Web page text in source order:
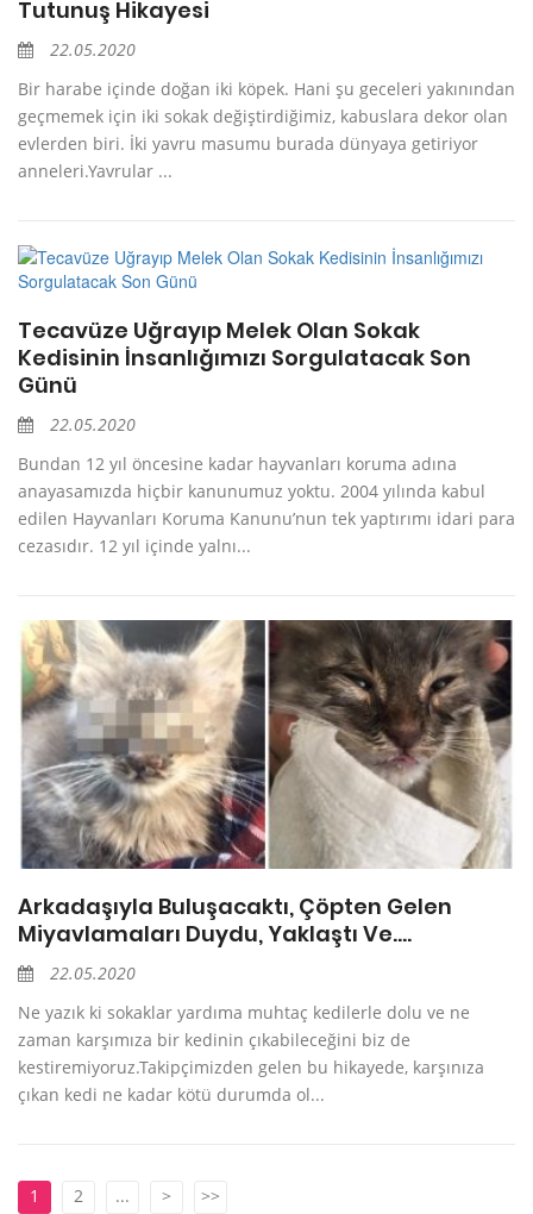
Tutunuş Hikayesi
22.05.2020
Bir harabe içinde doğan iki köpek. Hani şu geceleri yakınından
geçmemek için iki sokak değiştirdiğimiz, kabuslara dekor olan
evlerden biri. İki yavru masumu burada dünyaya getiriyor
anneleri.Yavrular ...
Tecavüze Uğrayıp Melek Olan Sokak
Kedisinin İnsanlığımızı Sorgulatacak Son
Günü
22.05.2020
Bundan 12 yıl öncesine kadar hayvanları koruma adına
anayasamızda hiçbir kanunumuz yoktu. 2004 yılında kabul
edilen Hayvanları Koruma Kanunu’nun tek yaptırımı idari para
cezasıdır. 12 yıl içinde yalnı...
Arkadaşıyla Buluşacaktı, Çöpten Gelen
Miyavlamaları Duydu, Yaklaştı Ve….
22.05.2020
Ne yazık ki sokaklar yardıma muhtaç kedilerle dolu ve ne
zaman karşımıza bir kedinin çıkabileceğini biz de
kestiremiyoruz.Takipçimizden gelen bu hikayede, karşınıza
çıkan kedi ne kadar kötü durumda ol...
1 2 ... > >>